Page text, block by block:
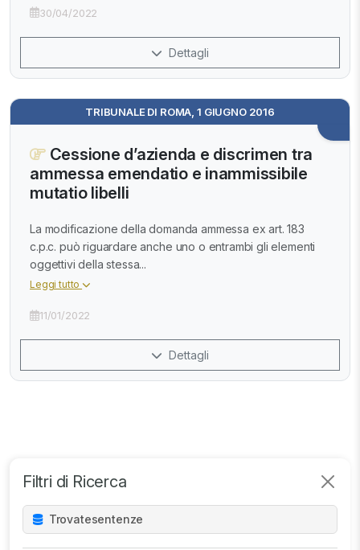
Filtri di Ricerca
Trovatesentenze
30/04/2022
Dettagli
TRIBUNALE DI ROMA, 1 GIUGNO 2016
Cessione d’azienda e discrimen tra
ammessa emendatio e inammissibile
mutatio libelli
La modificazione della domanda ammessa ex art. 183
c.p.c. può riguardare anche uno o entrambi gli elementi
oggettivi della stessa...
Leggi tutto
11/01/2022
Dettagli